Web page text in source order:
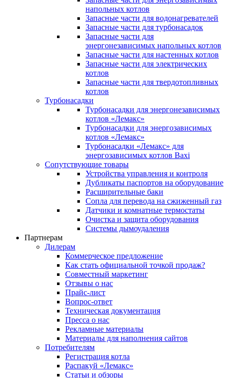
напольных котлов
Запасные части для водонагревателей
Запасные части для турбонасадок
Запасные части для
энергонезависимых напольных котлов
Запасные части для настенных котлов
Запасные части для электрических
котлов
Запасные части для твердотопливных
котлов
Турбонасадки
Турбонасадки для энергонезависимых
котлов «Лемакс»
Турбонасадки для энергозависимых
котлов «Лемакс»
Турбонасадки «Лемакс» для
энергозависимых котлов Baxi
Сопутствующие товары
Устройства управления и контроля
Дубликаты паспортов на оборудование
Расширительные баки
Сопла для перевода на сжиженный газ
Датчики и комнатные термостаты
Очистка и защита оборудования
Системы дымоудаления
Партнерам
Дилерам
Коммерческое предложение
Как стать официальной точкой продаж?
Совместный маркетинг
Отзывы о нас
Прайс-лист
Вопрос-ответ
Техническая документация
Пресса о нас
Рекламные материалы
Материалы для наполнения сайтов
Потребителям
Регистрация котла
Распакуй «Лемакс»
Статьи и обзоры